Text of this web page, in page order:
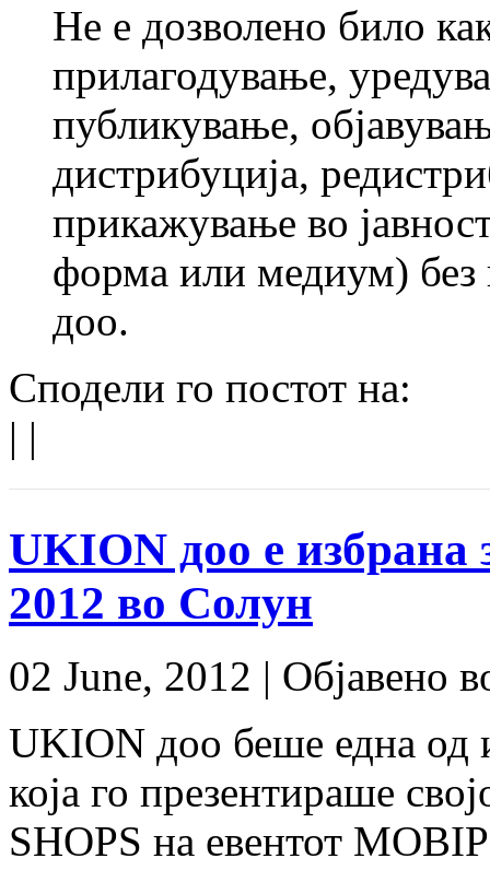
Не е дозволено било
прилагодување,
публикување,
дистрибуција,
прикажување во
форма или медиум)
доо.
Сподели го постот на:
| |
UKION доо е избрана
2012 во Солун
02 June, 2012 | Објавено
UKION доо беше една од
која го презентираше
SHOPS на евентот